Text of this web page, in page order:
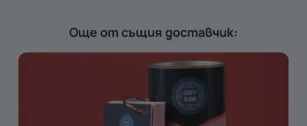
Още от същия доставчик: